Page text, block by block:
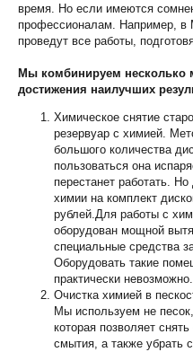
время. Но если имеются
профессионалам. Например, в
проведут все работы,
Мы комбинируем несколько
достижения наилучших
Химическое снятие
резервуар с химией.
большого количества
пользоваться она
перестанет работать.
химии на комплект
рублей.Для работы с
оборудован мощной
специальные средства
Оборудовать такие
практически невозможно.
Очистка химией в
Мы используем не
которая позволяет
смытия, а также убрать